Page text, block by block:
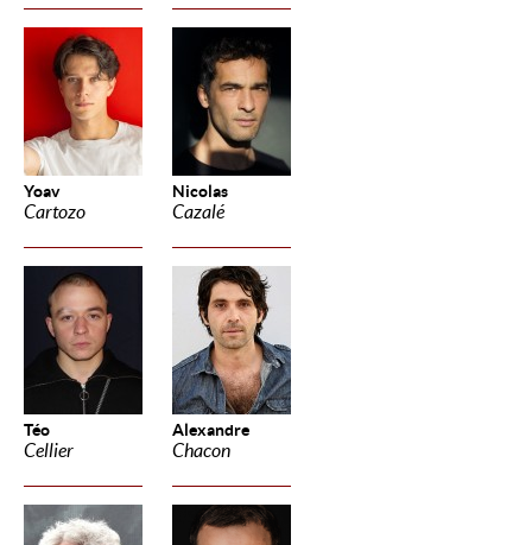
Yoav
Cartozo
Nicolas
Cazalé
Téo
Cellier
Alexandre
Chacon